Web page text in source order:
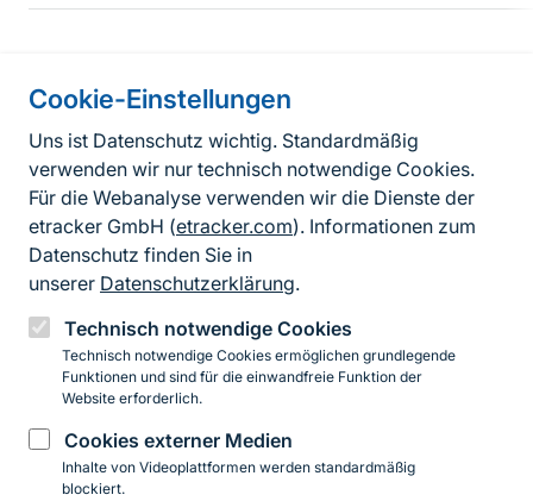
Cookie-Einstellungen
Uns ist Datenschutz wichtig. Standardmäßig
verwenden wir nur technisch notwendige Cookies.
Für die Webanalyse verwenden wir die Dienste der
etracker GmbH (etracker.com). Informationen zum
Datenschutz finden Sie in
unserer Datenschutzerklärung.
Technisch notwendige Cookies
Technisch notwendige Cookies ermöglichen grundlegende
Funktionen und sind für die einwandfreie Funktion der
Website erforderlich.
Cookies externer Medien
Inhalte von Videoplattformen werden standardmäßig
blockiert.
Informationen zur Seite
FußzeileKontakt zum BfN
Kontaktformular
Erklärung zur Barrierefreiheit
Impressum
Datenschutz
InstagramFacebookYouTubeLinkedIn